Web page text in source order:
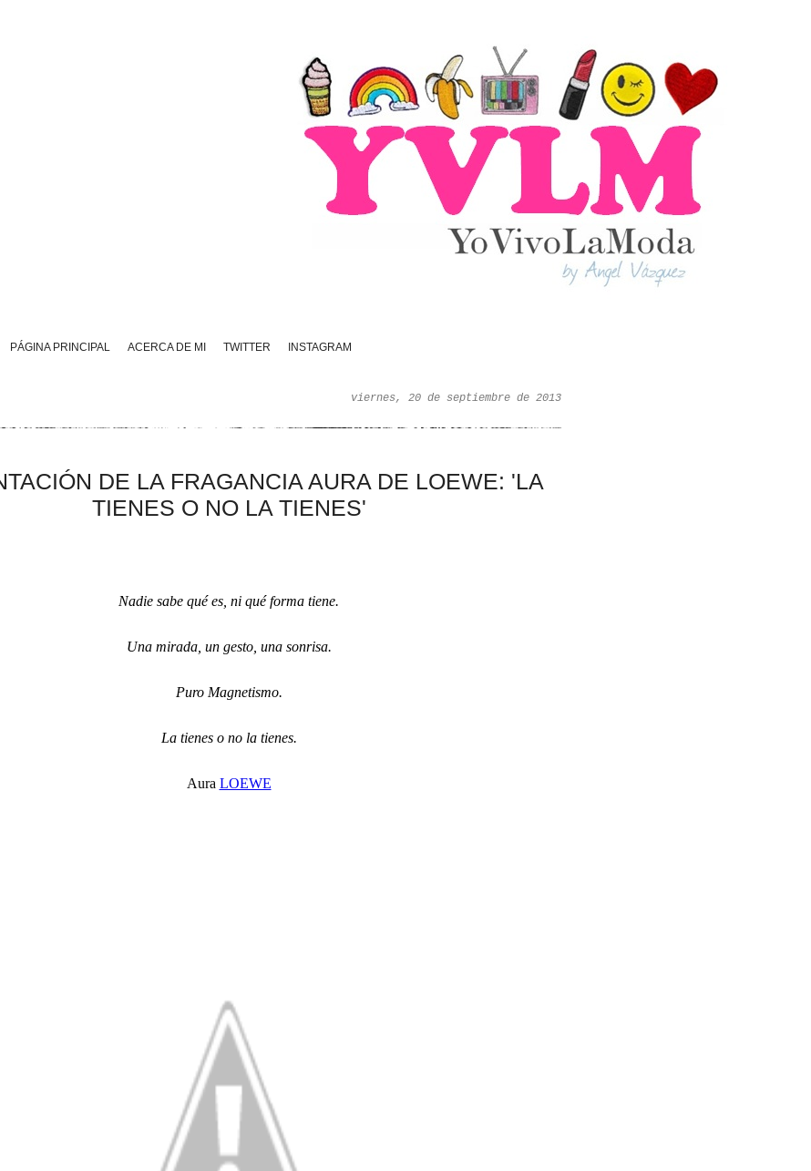
PÁGINA PRINCIPAL ACERCA DE MI TWITTER INSTAGRAM
viernes, 20 de septiembre de 2013
DE LA FRAGANCIA AURA DE LOEWE: 'LA
TIENES O NO LA TIENES'
Nadie sabe qué es, ni qué forma tiene.
Una mirada, un gesto, una sonrisa.
Puro Magnetismo.
La tienes o no la tienes.
Aura LOEWE